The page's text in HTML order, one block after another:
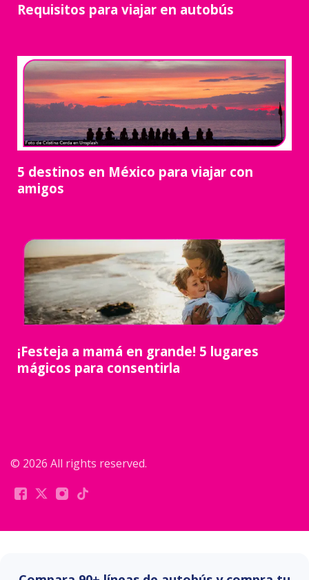
Requisitos para viajar en autobús
5 destinos en México para viajar con
amigos
¡Festeja a mamá en grande! 5 lugares
mágicos para consentirla
© 2026 All rights reserved.